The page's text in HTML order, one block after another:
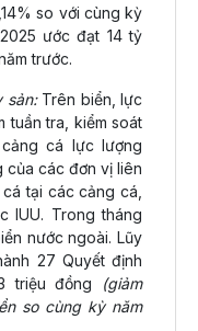
so với cùng kỳ
ước đạt 14 tỷ
trước.
sản: Trên biển, lực
tuần tra, kiểm soát
cá lực lượng
của các đơn vị liên
tại các cảng cá,
IUU. Trong tháng
nước ngoài. Lũy
27 Quyết định
triệu đồng
(giảm
so cùng kỳ năm